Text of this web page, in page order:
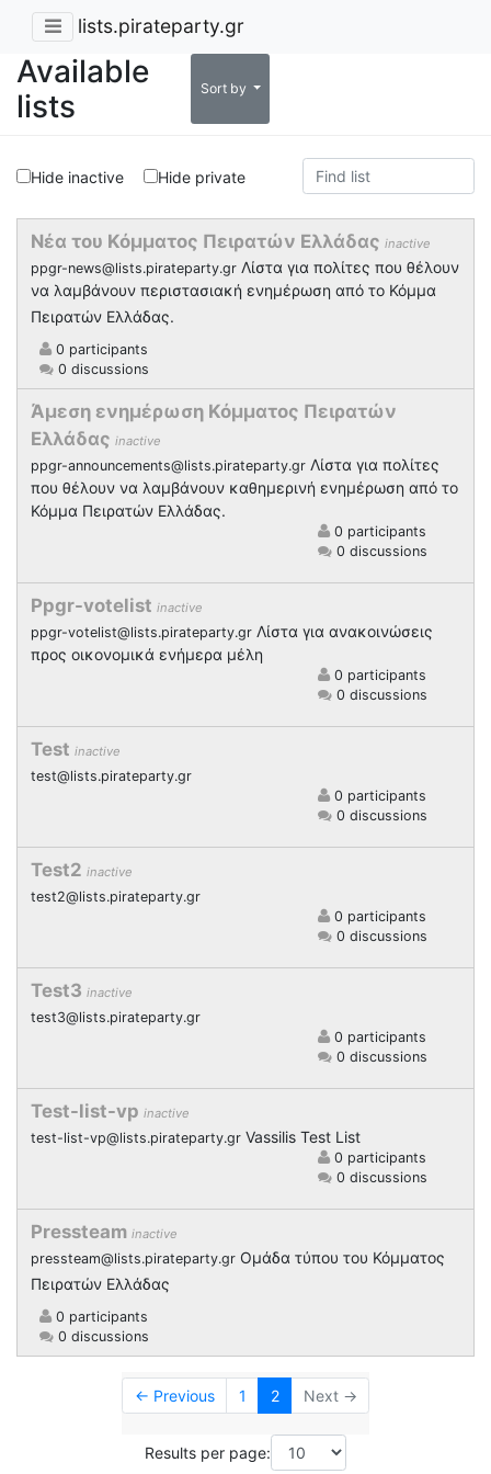
lists.pirateparty.gr
Available
lists
Sort by
Hide inactive Hide private
Νέα του Κόμματος Πειρατών Ελλάδας inactive
ppgr-news@lists.pirateparty.gr Λίστα για πολίτες που θέλουν
να λαμβάνουν περιστασιακή ενημέρωση από το Κόμμα
Πειρατών Ελλάδας.
0 participants
0 discussions
Άμεση ενημέρωση Κόμματος Πειρατών
Ελλάδας inactive
ppgr-announcements@lists.pirateparty.gr Λίστα για πολίτες
που θέλουν να λαμβάνουν καθημερινή ενημέρωση από το
Κόμμα Πειρατών Ελλάδας.
0 participants
0 discussions
Ppgr-votelist inactive
ppgr-votelist@lists.pirateparty.gr Λίστα για ανακοινώσεις
προς οικονομικά ενήμερα μέλη
0 participants
0 discussions
Test inactive
test@lists.pirateparty.gr
0 participants
0 discussions
Test2 inactive
test2@lists.pirateparty.gr
0 participants
0 discussions
Test3 inactive
test3@lists.pirateparty.gr
0 participants
0 discussions
Test-list-vp inactive
test-list-vp@lists.pirateparty.gr Vassilis Test List
0 participants
0 discussions
Pressteam inactive
pressteam@lists.pirateparty.gr Ομάδα τύπου του Κόμματος
Πειρατών Ελλάδας
0 participants
0 discussions
← Previous 1 2 Next →
Results per page: